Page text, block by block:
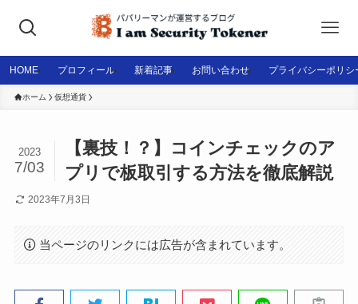
HOME プロフィール 新着記事 お問い合わせ プライバシーポリシ
ホーム 仮想通貨
【裏技！？】コインチェックのア
プリで板取引する方法を徹底解説
2023
7/03
2023年7月3日
当ページのリンクには広告が含まれています。